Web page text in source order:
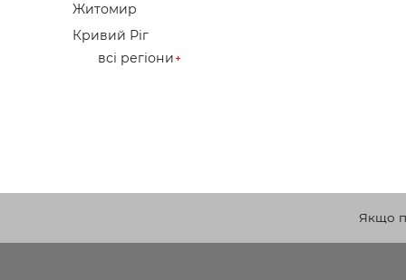
Житомир
Кривий Ріг
всі регіони
Якщо